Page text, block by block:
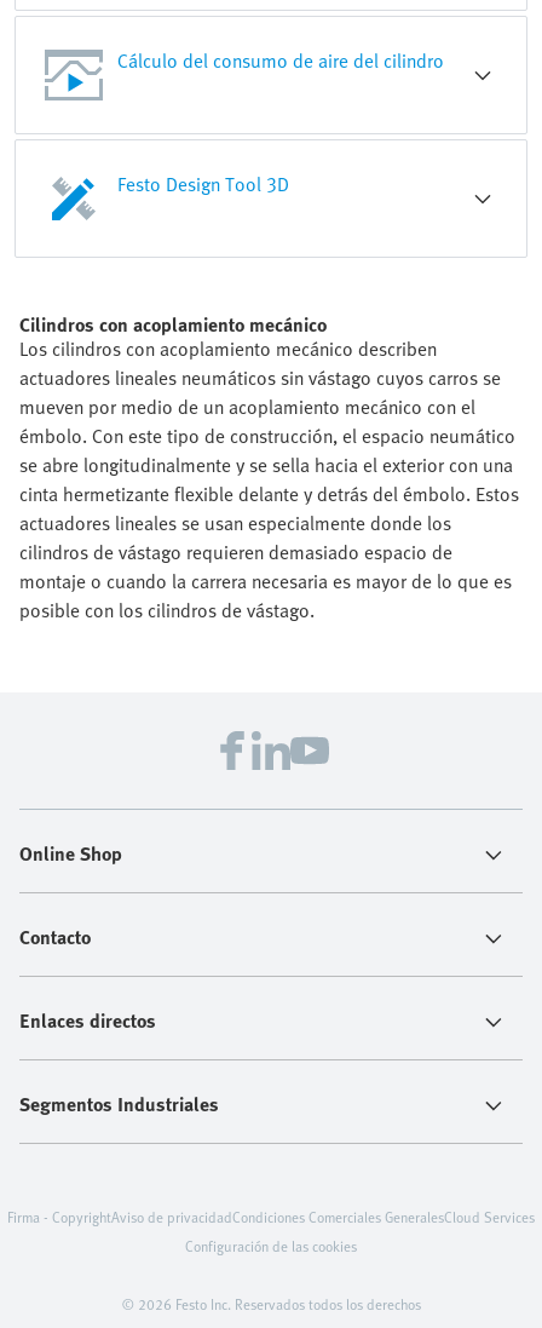
Cálculo del consumo de aire del cilindro
Festo Design Tool 3D
Cilindros con acoplamiento mecánico
Los cilindros con acoplamiento mecánico describen
actuadores lineales neumáticos sin vástago cuyos carros se
mueven por medio de un acoplamiento mecánico con el
émbolo. Con este tipo de construcción, el espacio neumático
se abre longitudinalmente y se sella hacia el exterior con una
cinta hermetizante flexible delante y detrás del émbolo. Estos
actuadores lineales se usan especialmente donde los
cilindros de vástago requieren demasiado espacio de
montaje o cuando la carrera necesaria es mayor de lo que es
posible con los cilindros de vástago.
Online Shop
Contacto
Enlaces directos
Segmentos Industriales
© 2026 Festo Inc. Reservados todos los derechos
Firma - CopyrightAviso de privacidadCondiciones Comerciales GeneralesCloud Services
Configuración de las cookies